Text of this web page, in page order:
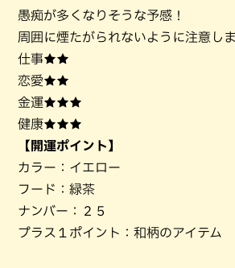
愚痴が多くなりそうな予感！
周囲に煙たがられないように注意し
仕事★★
恋愛★★
金運★★★
健康★★★
【開運ポイント】
カラー：イエロー
フード：緑茶
ナンバー：２５
プラス１ポイント：和柄のアイテム